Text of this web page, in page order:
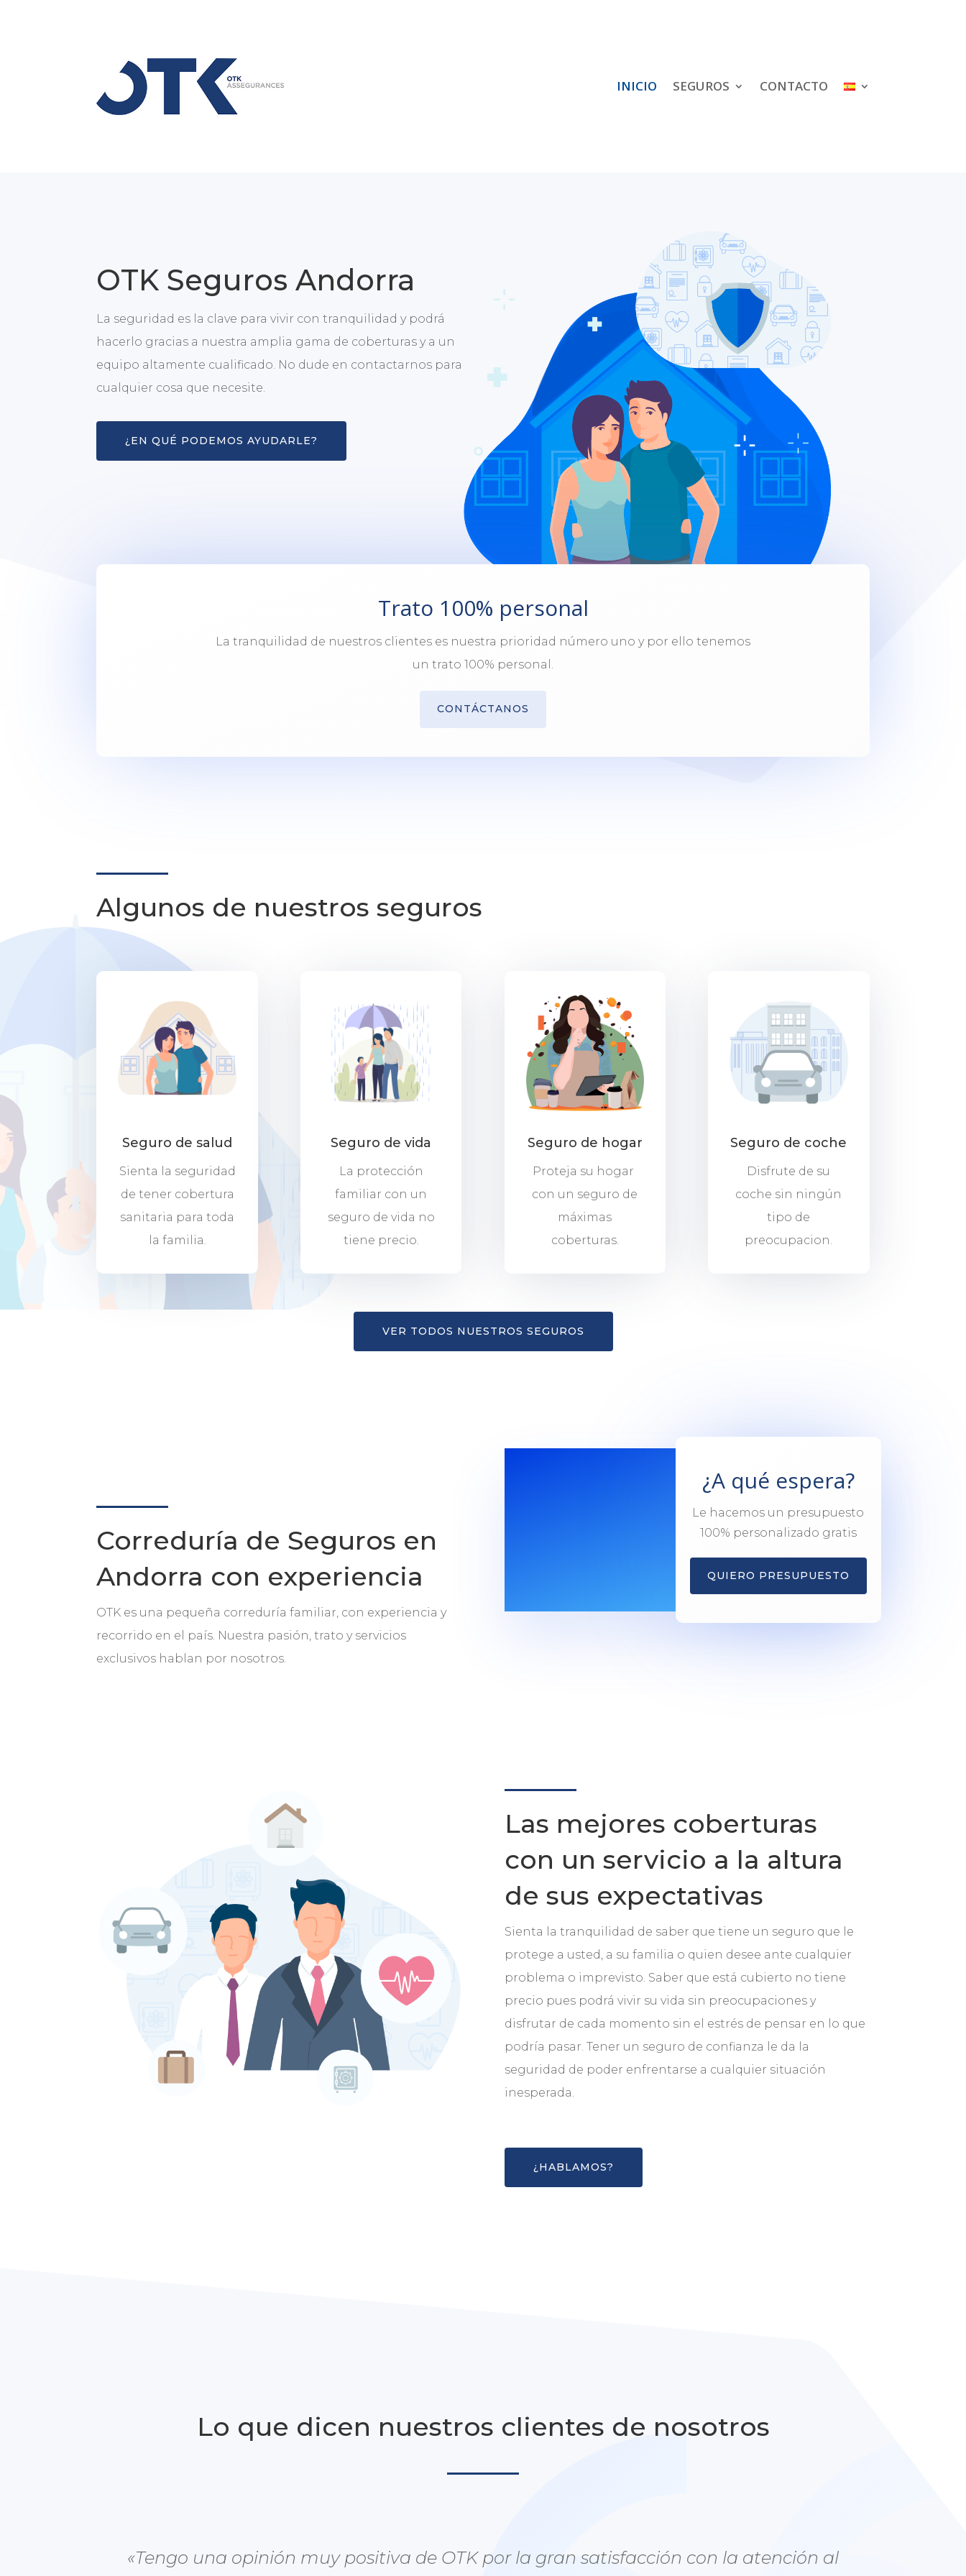
INICIO SEGUROS CONTACTO
OTK Seguros Andorra
La seguridad es la clave para vivir con tranquilidad y podrá
hacerlo gracias a nuestra amplia gama de coberturas y a un
equipo altamente cualificado. No dude en contactarnos para
cualquier cosa que necesite.
¿EN QUÉ PODEMOS AYUDARLE?
Trato 100% personal
La tranquilidad de nuestros clientes es nuestra prioridad número uno y por ello tenemos
un trato 100% personal.
CONTÁCTANOS
Algunos de nuestros seguros
Seguro de salud
Sienta la seguridad
de tener cobertura
sanitaria para toda
la familia.
Seguro de vida
La protección
familiar con un
seguro de vida no
tiene precio.
Seguro de hogar
Proteja su hogar
con un seguro de
máximas
coberturas.
Seguro de coche
Disfrute de su
coche sin ningún
tipo de
preocupacion.
VER TODOS NUESTROS SEGUROS
Correduría de Seguros en
Andorra con experiencia
OTK es una pequeña correduría familiar, con experiencia y
recorrido en el país. Nuestra pasión, trato y servicios
exclusivos hablan por nosotros.
¿A qué espera?
Le hacemos un presupuesto
100% personalizado gratis
QUIERO PRESUPUESTO
Las mejores coberturas
con un servicio a la altura
de sus expectativas
Sienta la tranquilidad de saber que tiene un seguro que le
protege a usted, a su familia o quien desee ante cualquier
problema o imprevisto. Saber que está cubierto no tiene
precio pues podrá vivir su vida sin preocupaciones y
disfrutar de cada momento sin el estrés de pensar en lo que
podría pasar. Tener un seguro de confianza le da la
seguridad de poder enfrentarse a cualquier situación
inesperada.
¿HABLAMOS?
Lo que dicen nuestros clientes de nosotros
«Tengo una opinión muy positiva de OTK por la gran satisfacción con la atención al